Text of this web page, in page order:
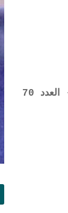
برنامج حدائق التراث العربي بين التشكيل الثقافي والإعلامي - الدكتور جمال كريد - العدد 70